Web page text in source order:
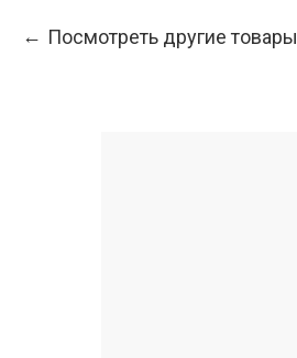
Посмотреть другие товары